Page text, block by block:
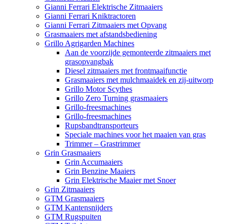
Gianni Ferrari Elektrische Zitmaaiers
Gianni Ferrari Kniktractoren
Gianni Ferrari Zitmaaiers met Opvang
Grasmaaiers met afstandsbediening
Grillo Agrigarden Machines
Aan de voorzijde gemonteerde zitmaaiers met
grasopvangbak
Diesel zitmaaiers met frontmaaifunctie
Grasmaaiers met mulchmaaidek en zij-uitworp
Grillo Motor Scythes
Grillo Zero Turning grasmaaiers
Grillo-freesmachines
Grillo-freesmachines
Rupsbandtransporteurs
Speciale machines voor het maaien van gras
Trimmer – Grastrimmer
Grin Grasmaaiers
Grin Accumaaiers
Grin Benzine Maaiers
Grin Elektrische Maaier met Snoer
Grin Zitmaaiers
GTM Grasmaaiers
GTM Kantensnijders
GTM Rugspuiten